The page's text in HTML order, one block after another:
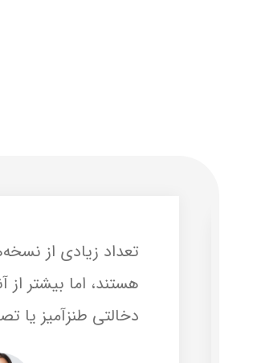
تعداد زیادی از
هستند، اما بیشتر از
دخالتی طنزآمیز یا